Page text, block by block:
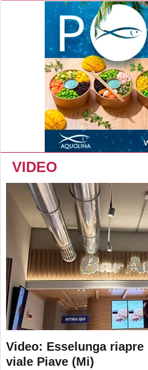
VIDEO
Video: Esselunga
viale Piave (Mi)